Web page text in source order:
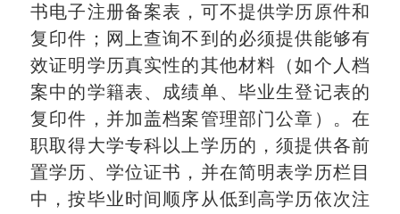
书电子注册备案表，可不提供学历原件和
复印件；网上查询不到的必须提供能够有
效证明学历真实性的其他材料（如个人档
案中的学籍表、成绩单、毕业生登记表的
复印件，并加盖档案管理部门公章）。在
职取得大学专科以上学历的，须提供各前
置学历、学位证书，并在简明表学历栏目
中，按毕业时间顺序从低到高学历依次注